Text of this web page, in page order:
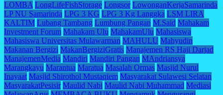
LOMBA LongLifeFishStorage Longsor LowonganKerjaSamarinda
LP NU Samarinda LPG 3 KG LPG 3 Kg Langgka LSM LIRA
KALTIM Lubang Tambang Lumbung Pangan M.Said Mahakam
Investment Forum Mahakam Ulu MahakamUlu Mahasiswa
Mahasiswa Universitas Mulawarman MAHULU Mahyudin
Makanan Bergizi MakanBergiziGratis Manajemen RS Haji Darjad
ManajemenMedia Mandiri Mandiri Pangan MAndriansya
Marangkayu Marantua Maratua Masalah Ormas Masjid Nurul
Inayaat Masjid Shirothol Mustaqiem Masyarakat Sulawesi Selatan
MasyarakatPesisir Maulid Nabi Maulid Nabi Muhammad Mediasi